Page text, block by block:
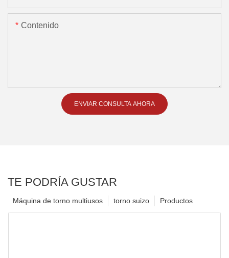
Contenido
ENVIAR CONSULTA AHORA
TE PODRÍA GUSTAR
Productos
torno suizo
Máquina de torno multiusos